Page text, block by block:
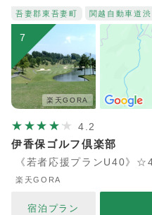
吾妻郡東吾妻町 関越自動車道
7
楽天GORA
4.2
伊香保ゴルフ倶楽部
《若者応援プランU40》
楽天GORA
宿泊プラン